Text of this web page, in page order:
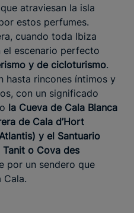
atraviesan la isla
estos perfumes.
cuando toda Ibiza
escenario perfecto
y de cicloturismo.
hasta rincones íntimos y
con un significado
la Cueva de Cala Blanca
de Cala d’Hort
y el Santuario
o Cova des
por un sendero que
Cala.